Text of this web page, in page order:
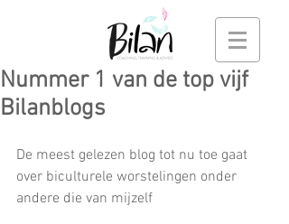
Nummer 1 van de top vijf
Bilanblogs
De meest gelezen blog tot nu toe gaat
over biculturele worstelingen onder
andere die van mijzelf